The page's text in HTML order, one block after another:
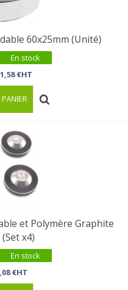
60x25mm (Unité)
En stock
€HT
PANIER
et Polymère Graphite
x4)
En stock
€HT